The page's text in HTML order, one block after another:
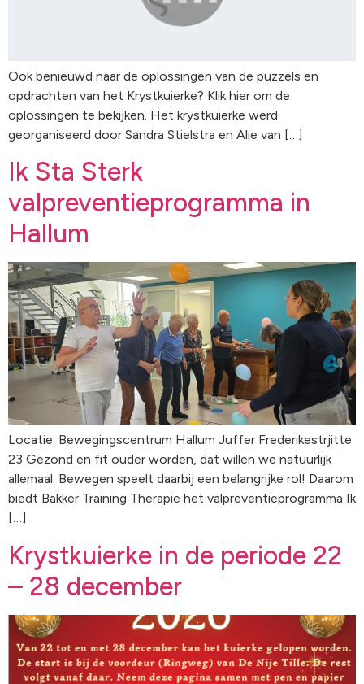
Ook benieuwd naar de oplossingen van de puzzels en
opdrachten van het Krystkuierke? Klik hier om de
oplossingen te bekijken. Het krystkuierke werd
georganiseerd door Sandra Stielstra en Alie van […]
Ik Sta Sterk
valpreventieprogramma in
Hallum
Locatie: Bewegingscentrum Hallum Juffer Frederikestrjitte
23 Gezond en fit ouder worden, dat willen we natuurlijk
allemaal. Bewegen speelt daarbij een belangrijke rol! Daarom
biedt Bakker Training Therapie het valpreventieprogramma Ik
[…]
Krystkuierke in de periode 22
– 28 december